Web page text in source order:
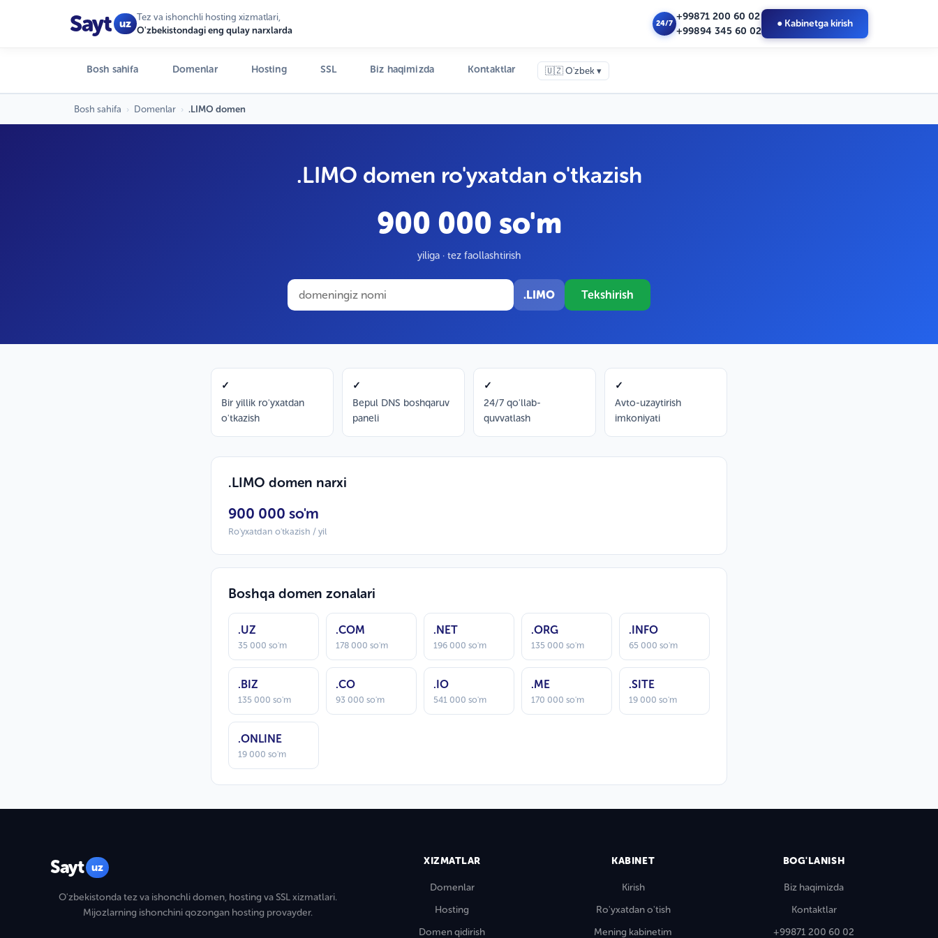
Sayt uz
Tez va ishonchli hosting xizmatlari,
O'zbekistondagi eng qulay narxlarda
24/7
+99871 200 60 02
+99894 345 60 02
● Kabinetga kirish
Bosh sahifa Domenlar Hosting SSL Biz haqimizda Kontaktlar 🇺🇿 O'zbek ▾
Bosh sahifa › Domenlar › .LIMO domen
.LIMO domen ro'yxatdan o'tkazish
900 000 so'm
yiliga · tez faollashtirish
.LIMO Tekshirish
✓
Bir yillik ro'yxatdan
o'tkazish
✓
Bepul DNS boshqaruv
paneli
✓
24/7 qo'llab-
quvvatlash
✓
Avto-uzaytirish
imkoniyati
.LIMO domen narxi
900 000 so'm
Ro'yxatdan o'tkazish / yil
Boshqa domen zonalari
.UZ
35 000 so'm
.COM
178 000 so'm
.NET
196 000 so'm
.ORG
135 000 so'm
.INFO
65 000 so'm
.BIZ
135 000 so'm
.CO
93 000 so'm
.IO
541 000 so'm
.ME
170 000 so'm
.SITE
19 000 so'm
.ONLINE
19 000 so'm
Sayt uz
O'zbekistonda tez va ishonchli domen, hosting va SSL xizmatlari.
Mijozlarning ishonchini qozongan hosting provayder.
XIZMATLAR
Domenlar
Hosting
Domen qidirish
KABINET
Kirish
Ro'yxatdan o'tish
Mening kabinetim
BOG'LANISH
Biz haqimizda
Kontaktlar
+99871 200 60 02